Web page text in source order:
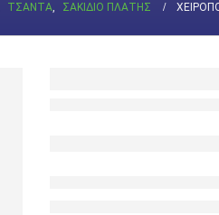
ΤΣΆΝΤΑ, ΣΑΚΊΔΙΟ ΠΛΆΤΗΣ